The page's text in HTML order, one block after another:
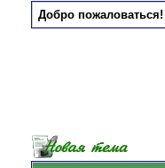
Добро пожаловаться!